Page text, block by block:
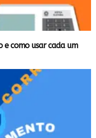
e como usar cada um